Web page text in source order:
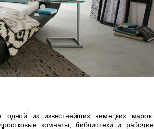
из известнейших немецких марок.
комнаты, библиотеки и рабочие